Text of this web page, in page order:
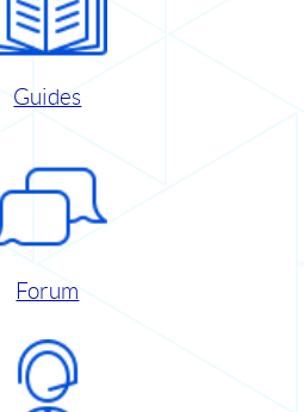
Guides
Forum